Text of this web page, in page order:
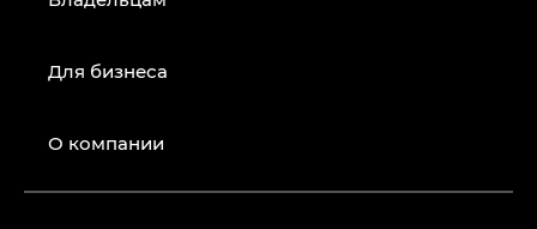
Для бизнеса
О компании